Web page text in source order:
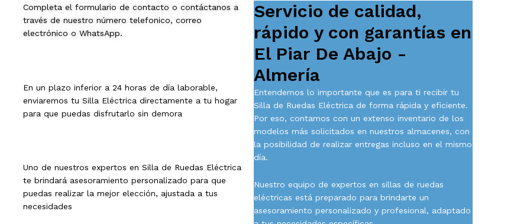
Completa el formulario de contacto o contáctanos a
través de nuestro número telefonico, correo
electrónico o WhatsApp.
En un plazo inferior a 24 horas de día laborable,
enviaremos tu Silla Eléctrica directamente a tu hogar
para que puedas disfrutarlo sin demora
Uno de nuestros expertos en Silla de Ruedas Eléctrica
te brindará asesoramiento personalizado para que
puedas realizar la mejor elección, ajustada a tus
necesidades
Servicio de calidad,
rápido y con garantías en
El Piar De Abajo -
Almería
Entendemos lo importante que es para ti recibir tu
Silla de Ruedas Eléctrica de forma rápida y eficiente.
Por eso, contamos con un extenso inventario de los
modelos más solicitados en nuestros almacenes, con
la posibilidad de realizar entregas incluso en el mismo
día.
Nuestro equipo de expertos en sillas de ruedas
eléctricas está preparado para brindarte un
asesoramiento personalizado y profesional, adaptado